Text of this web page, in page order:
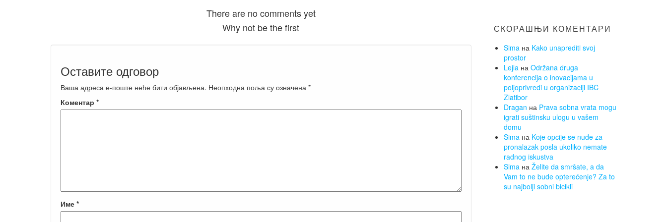
There are no comments yet
Why not be the first
Оставите одговор
Ваша адреса е-поште неће бити објављена. Неопходна поља су означена *
Коментар *
Име *
СКОРАШЊИ КОМЕНТАРИ
Simaна Kako unaprediti svoj
prostor
Lejlaна Održana druga
konferencija o inovacijama u
poljoprivredi u organizaciji IBC
Zlatibor
Dragan на Prava sobna vrata mogu
igrati suštinsku ulogu u vašem
domu
Simaна Koje opcije se nude za
pronalazak posla ukoliko nemate
radnog iskustva
Simaна Želite da smršate, a da
Vam to ne bude opterećenje? Za to
su najbolji sobni bicikli